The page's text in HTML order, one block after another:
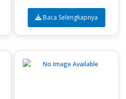
Baca Selengkapnya